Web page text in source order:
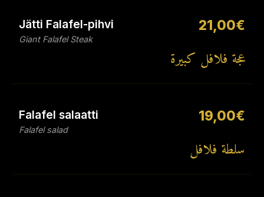
Jätti Falafel-pihvi
Giant Falafel Steak
21,00€
عجة فلافل كبيرة
Falafel salaatti
Falafel salad
19,00€
سلطة فلافل